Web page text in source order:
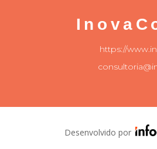
https://
Desenvolvido por